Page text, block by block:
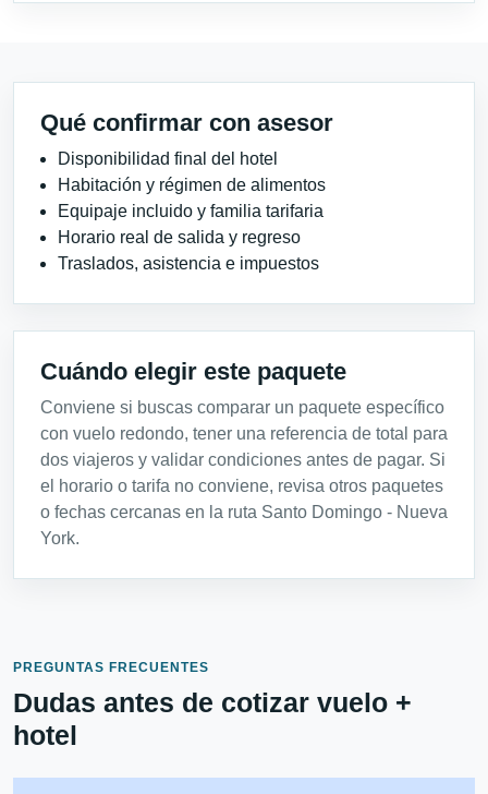
Qué confirmar con asesor
Disponibilidad final del hotel
Habitación y régimen de alimentos
Equipaje incluido y familia tarifaria
Horario real de salida y regreso
Traslados, asistencia e impuestos
Cuándo elegir este paquete
Conviene si buscas comparar un paquete específico
con vuelo redondo, tener una referencia de total para
dos viajeros y validar condiciones antes de pagar. Si
el horario o tarifa no conviene, revisa otros paquetes
o fechas cercanas en la ruta Santo Domingo - Nueva
York.
PREGUNTAS FRECUENTES
Dudas antes de cotizar vuelo +
hotel